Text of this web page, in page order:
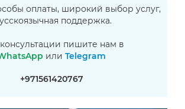
оплаты, широкий выбор услуг,
поддержка.
пишите нам в
или Telegram
+971561420767